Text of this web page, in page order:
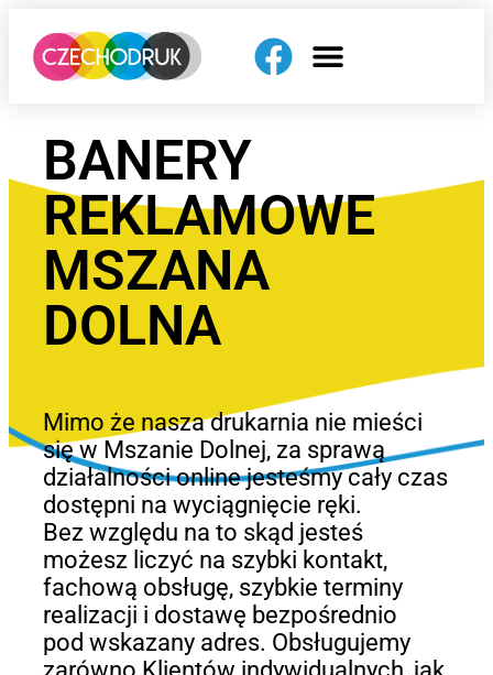
BANERY
REKLAMOWE
MSZANA
DOLNA
Mimo że nasza drukarnia nie mieści
się w Mszanie Dolnej, za sprawą
działalności online jesteśmy cały czas
dostępni na wyciągnięcie ręki.
Bez względu na to skąd jesteś
możesz liczyć na szybki kontakt,
fachową obsługę, szybkie terminy
realizacji i dostawę bezpośrednio
pod wskazany adres. Obsługujemy